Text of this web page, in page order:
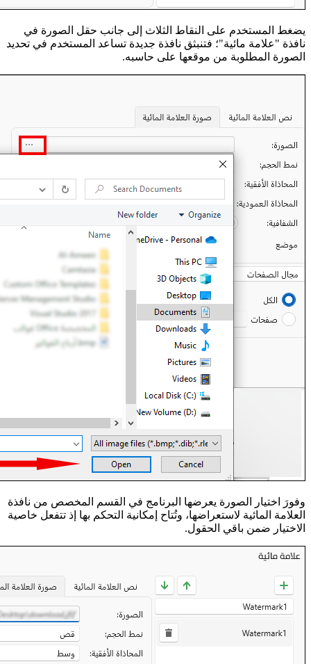
يضغط المستخدم على النقاط الثلاث إلى جانب حقل الصورة في
نافذة "علامة مائية"؛ فتنبثق نافذة جديدة تساعد المستخدم في تحديد
الصورة المطلوبة من موقعها على حاسبه.
وفورَ اختيار الصورة يعرضها البرنامج في القسم المخصص من نافذة
العلامة المائية لاستعراضها، وتُتاح إمكانية التحكم بها إذ تتفعل خاصية
الاختيار ضمن باقي الحقول.